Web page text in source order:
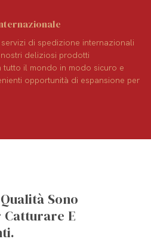
di spedizione internazionali
deliziosi prodotti
tutto il mondo in modo sicuro e
opportunità di espansione per
Sono
Catturare E